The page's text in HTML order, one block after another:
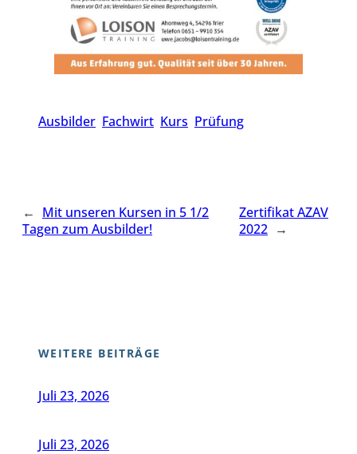
Ausbilder Fachwirt Kurs Prüfung
← Mit unseren Kursen in 5 1/2
Tagen zum Ausbilder!
Zertifikat AZAV
2022 →
WEITERE BEITRÄGE
Juli 23, 2026
Juli 23, 2026